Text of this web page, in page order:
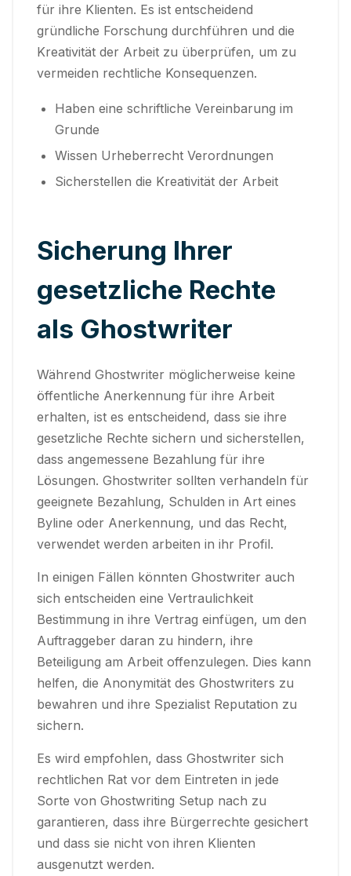
für ihre Klienten. Es ist entscheidend
gründliche Forschung durchführen und die
Kreativität der Arbeit zu überprüfen, um zu
vermeiden rechtliche Konsequenzen.
Haben eine schriftliche Vereinbarung im
Grunde
Wissen Urheberrecht Verordnungen
Sicherstellen die Kreativität der Arbeit
Sicherung Ihrer
gesetzliche Rechte
als Ghostwriter
Während Ghostwriter möglicherweise keine
öffentliche Anerkennung für ihre Arbeit
erhalten, ist es entscheidend, dass sie ihre
gesetzliche Rechte sichern und sicherstellen,
dass angemessene Bezahlung für ihre
Lösungen. Ghostwriter sollten verhandeln für
geeignete Bezahlung, Schulden in Art eines
Byline oder Anerkennung, und das Recht,
verwendet werden arbeiten in ihr Profil.
In einigen Fällen könnten Ghostwriter auch
sich entscheiden eine Vertraulichkeit
Bestimmung in ihre Vertrag einfügen, um den
Auftraggeber daran zu hindern, ihre
Beteiligung am Arbeit offenzulegen. Dies kann
helfen, die Anonymität des Ghostwriters zu
bewahren und ihre Spezialist Reputation zu
sichern.
Es wird empfohlen, dass Ghostwriter sich
rechtlichen Rat vor dem Eintreten in jede
Sorte von Ghostwriting Setup nach zu
garantieren, dass ihre Bürgerrechte gesichert
und dass sie nicht von ihren Klienten
ausgenutzt werden.